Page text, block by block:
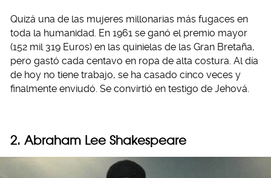
Quizá una de las mujeres millonarias más fugaces en
toda la humanidad. En 1961 se ganó el premio mayor
(152 mil 319 Euros) en las quinielas de las Gran Bretaña,
pero gastó cada centavo en ropa de alta costura. Al día
de hoy no tiene trabajo, se ha casado cinco veces y
finalmente enviudó. Se convirtió en testigo de Jehová.
2. Abraham Lee Shakespeare